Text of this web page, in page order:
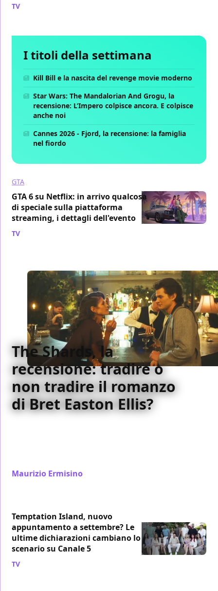
TV
I titoli della settimana
Kill Bill e la nascita del revenge movie moderno
Star Wars: The Mandalorian And Grogu, la
recensione: L’Impero colpisce ancora. E colpisce
anche noi
Cannes 2026 - Fjord, la recensione: la famiglia
nel fiordo
GTA
GTA 6 su Netflix: in arrivo qualcosa
di speciale sulla piattaforma
streaming, i dettagli dell'evento
TV
The Shards, la
recensione: tradire o
non tradire il romanzo
di Bret Easton Ellis?
Maurizio Ermisino
Temptation Island, nuovo
appuntamento a settembre? Le
ultime dichiarazioni cambiano lo
scenario su Canale 5
TV